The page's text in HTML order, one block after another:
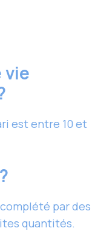
vie
est entre 10 et
par des
quantités.